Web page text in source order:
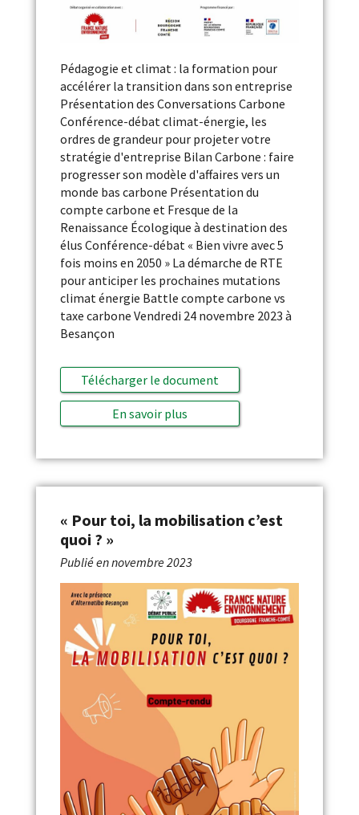
Pédagogie et climat : la formation pour
accélérer la transition dans son entreprise
Présentation des Conversations Carbone
Conférence-débat climat-énergie, les
ordres de grandeur pour projeter votre
stratégie d'entreprise Bilan Carbone : faire
progresser son modèle d'affaires vers un
monde bas carbone Présentation du
compte carbone et Fresque de la
Renaissance Écologique à destination des
élus Conférence-débat « Bien vivre avec 5
fois moins en 2050 » La démarche de RTE
pour anticiper les prochaines mutations
climat énergie Battle compte carbone vs
taxe carbone Vendredi 24 novembre 2023 à
Besançon
Télécharger le document
En savoir plus
« Pour toi, la mobilisation c’est
quoi ? »
Publié ennovembre 2023